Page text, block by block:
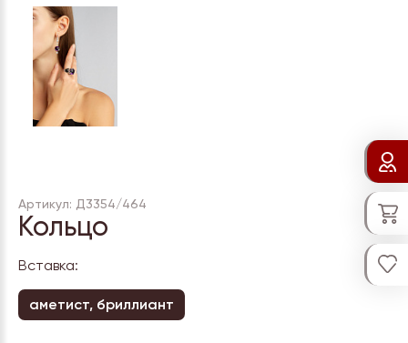
Артикул: Д3354/464
Кольцо
Вставка:
аметист, бриллиант